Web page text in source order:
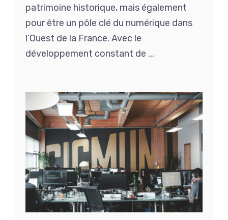
patrimoine historique, mais également
pour être un pôle clé du numérique dans
l’Ouest de la France. Avec le
développement constant de ...